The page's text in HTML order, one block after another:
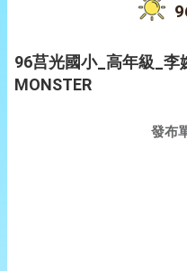
96莒光國小_高年級_李
MONSTER
發布